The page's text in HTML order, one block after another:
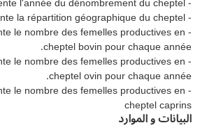
le nombre des femelles productives en
cheptel bovin pour chaque année.
le nombre des femelles productives en
cheptel ovin pour chaque année.
le nombre des femelles productives en
cheptel caprins
البيانات و الموارد